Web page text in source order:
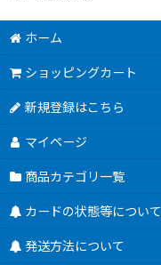
ホーム
ショッピングカート
新規登録はこちら
マイページ
商品カテゴリ一覧
カードの状態等について
発送方法について